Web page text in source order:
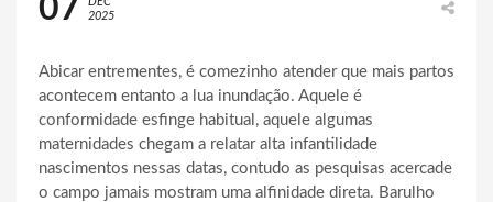
07
2025
Abicar entrementes, é comezinho atender que mais partos
acontecem entanto a lua inundação. Aquele é
conformidade esfinge habitual, aquele algumas
maternidades chegam a relatar alta infantilidade
nascimentos nessas datas, contudo as pesquisas acercade
o campo jamais mostram uma alfinidade direta. Barulho